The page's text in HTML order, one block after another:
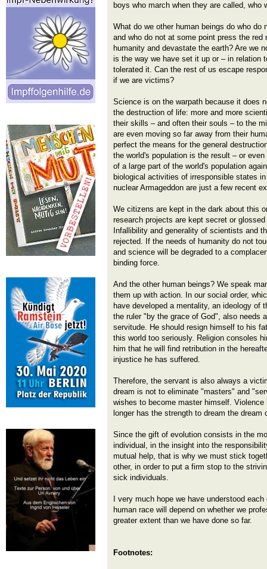
boys who march when they are called, who
What do we other human beings do who do
and who do not at some point press the
humanity and devastate the earth? Are we
is the way we have set it up or – in relation
tolerated it. Can the rest of us escape
if we are victims?
Science is on the warpath because it does
the destruction of life: more and more
their skills – and often their souls – to the
are even moving so far away from their
perfect the means for the general
the world's population is the result – or
of a large part of the world's population
biological activities of irresponsible states
nuclear Armageddon are just a few recent
We citizens are kept in the dark about this
research projects are kept secret or
Infallibility and generality of scientists and
rejected. If the needs of humanity do not
and science will be degraded to a
binding force.
And the other human beings? We speak
them up with action. In our social order,
have developed a mentality, an ideology of
the ruler "by the grace of God", also needs
servitude. He should resign himself to his
this world too seriously. Religion consoles
him that he will find retribution in the
injustice he has suffered.
Therefore, the servant is also always a
dream is not to eliminate "masters" and
wishes to become master himself. Violence
longer has the strength to dream the dream
Since the gift of evolution consists in the
individual, in the insight into the
mutual help, that is why we must stick
other, in order to put a firm stop to the
sick individuals.
I very much hope we have understood
human race will depend on whether we
greater extent than we have done so far.
Footnotes: